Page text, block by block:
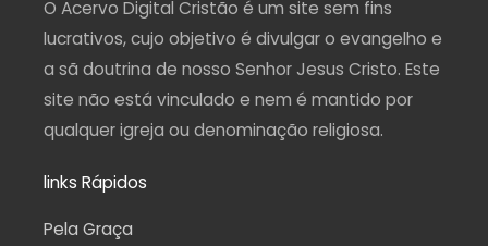
m -
f
O Acervo Digital Cristão é um site sem fins
lucrativos, cujo objetivo é divulgar o evangelho e
a sã doutrina de nosso Senhor Jesus Cristo. Este
site não está vinculado e nem é mantido por
qualquer igreja ou denominação religiosa.
links Rápidos
Pela Graça